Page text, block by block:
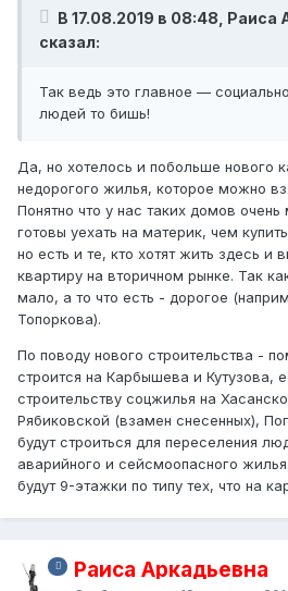
В 17.08.2019 в 08:48, Раиса
сказал:
Так ведь это главное —
людей то бишь!
Да, но хотелось и побольше нового
недорогого жилья, которое можно
Понятно что у нас таких домов
готовы уехать на материк, чем
но есть и те, кто хотят жить здесь и
квартиру на вторичном рынке. Так
мало, а то что есть - дорогое
Топоркова).
По поводу нового строительства -
строится на Карбышева и Кутузова,
строительству соцжилья на
Рябиковской (взамен снесенных),
будут строиться для переселения
аварийного и сейсмоопасного
будут 9-этажки по типу тех, что на
Раиса Аркадьевна